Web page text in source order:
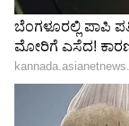
ಪುರುಷರು ಹಳೆಯ
ಹಗ್ಗವನ್ನು
ಮಾಡುತ್ತಾರೆ